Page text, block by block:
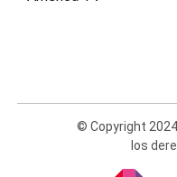
© Copyright 2024
los